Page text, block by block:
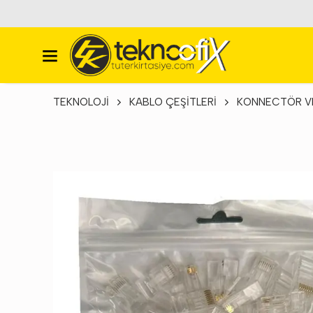
TEKNOLOJİ KABLO ÇEŞİTLERİ KONNECTÖR